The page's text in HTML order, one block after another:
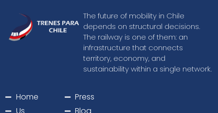
The future of mobility in Chile
depends on structural decisions.
The railway is one of them: an
infrastructure that connects
territory, economy, and
sustainability within a single network.
Home
Us
Press
Blog